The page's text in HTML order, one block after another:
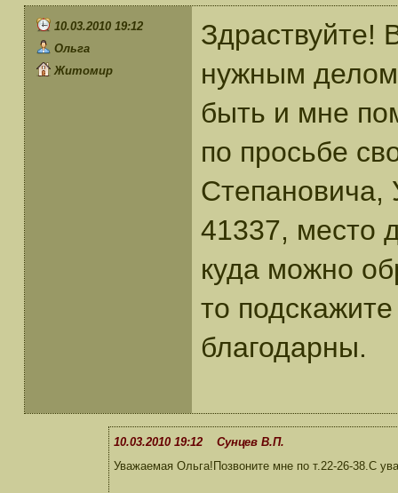
10.03.2010 19:12
Ольга
Житомир
Здраствуйте!
нужным
быть и мне
по просьбе
Степановича,
41337, место
куда можно
то
благодарны.
10.03.2010 19:12 Сунцев В.П.
Уважаемая Ольга!Позвоните мне по т.22-26-38.С